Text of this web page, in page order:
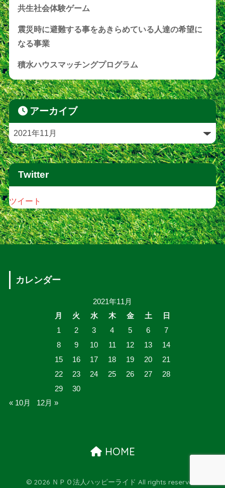
共生社会体験ゲーム
震災時に避難する事をあきらめている人達の希望に
なる事業
積水ハウスマッチングプログラム
アーカイブ
Twitter
ツイート
カレンダー
2021年11月
月
火 水 木 金 土
日
1
2 3 4 5 6
7
8
9 10 11 12 13
14
15
16 17 18 19 20
21
22
23 24 25 26 27
28
29
30
« 10月
12月 »
HOME
© 2026 ＮＰＯ法人ハッピーライド All rights reserved.